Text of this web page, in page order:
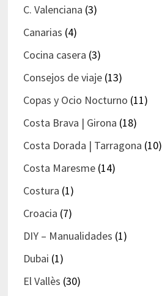
C. Valenciana (3)
Canarias (4)
Cocina casera (3)
Consejos de viaje(13)
Copas y Ocio Nocturno (11)
Costa Brava | Girona (18)
Costa Dorada | Tarragona (10)
Costa Maresme(14)
Costura (1)
Croacia (7)
DIY – Manualidades (1)
Dubai (1)
El Vallès (30)